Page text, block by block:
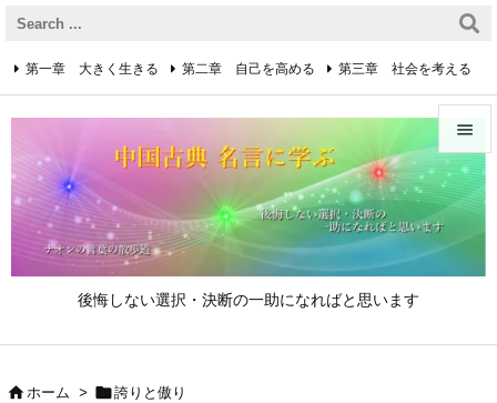
後悔しない選択・決断の一助になればと思います


メニュ

第一章 大きく生きる 第二章 自己を高める 第三章 社会を考える
第四章 着実に生きる 第五章 逆境を乗り越えるための心得
第六章 成功の心得 第七章 人と接するための心得
第八章 リーダーの心得
 ホーム > 誇りと傲り